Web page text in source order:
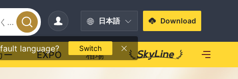
日本語
language? Switch
Download
ー EXPO 相場